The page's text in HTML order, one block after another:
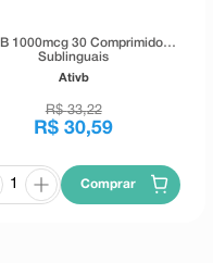
1000mcg 30 Comprimidos
Sublinguais
Ativb
R$ 33,22
R$ 30,59
Comprar